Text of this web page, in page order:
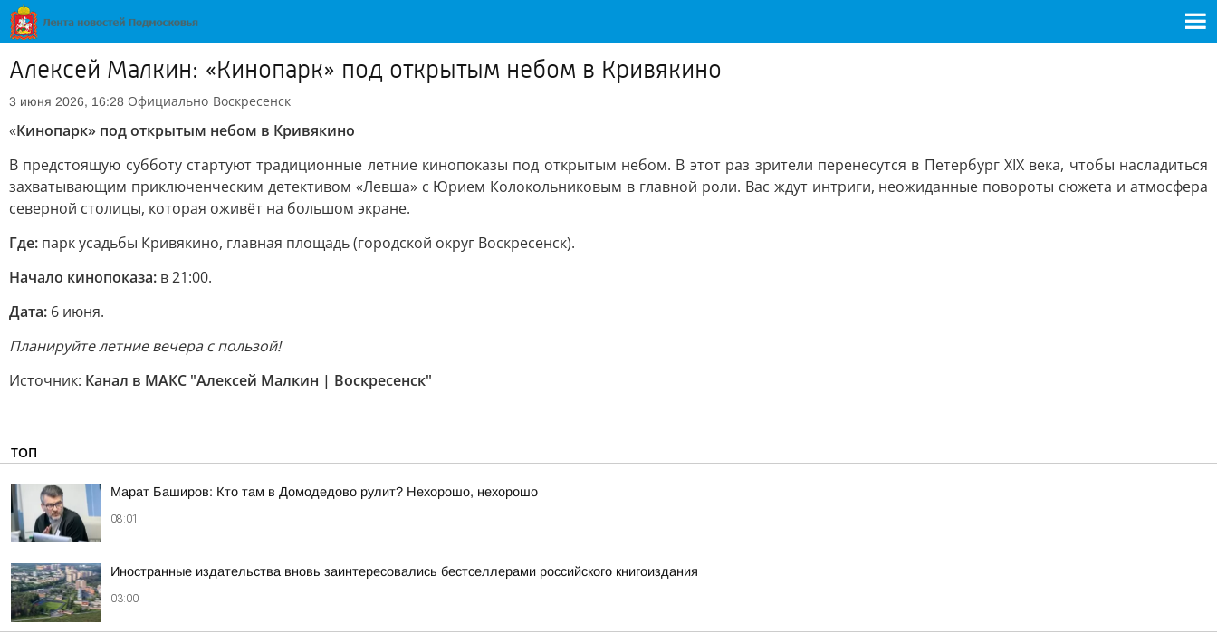
Алексей Малкин: «Кинопарк» под открытым небом в Кривякино
3 июня 2026, 16:28 Официально Воскресенск
«Кинопарк» под открытым небом в Кривякино
В предстоящую субботу стартуют традиционные летние кинопоказы под открытым небом. В этот раз зрители перенесутся в Петербург XIX века, чтобы насладиться
захватывающим приключенческим детективом «Левша» с Юрием Колокольниковым в главной роли. Вас ждут интриги, неожиданные повороты сюжета и атмосфера
северной столицы, которая оживёт на большом экране.
Где: парк усадьбы Кривякино, главная площадь (городской округ Воскресенск).
Начало кинопоказа: в 21:00.
Дата: 6 июня.
Планируйте летние вечера с пользой!
Источник: Канал в МАКС "Алексей Малкин | Воскресенск"
ТОП
Марат Баширов: Кто там в Домодедово рулит? Нехорошо, нехорошо
08:01
Иностранные издательства вновь заинтересовались бестселлерами российского книгоиздания
03:00